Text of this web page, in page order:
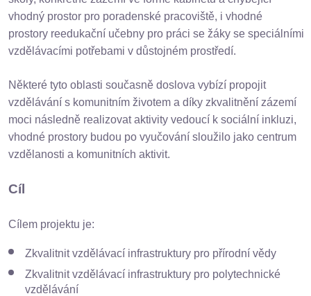
vhodný prostor pro poradenské pracoviště, i vhodné
prostory reedukační učebny pro práci se žáky se speciálními
vzdělávacími potřebami v důstojném prostředí.
Některé tyto oblasti současně doslova vybízí propojit
vzdělávání s komunitním životem a díky zkvalitnění zázemí
moci následně realizovat aktivity vedoucí k sociální inkluzi,
vhodné prostory budou po vyučování sloužilo jako centrum
vzdělanosti a komunitních aktivit.
Cíl
Cílem projektu je:
Zkvalitnit vzdělávací infrastruktury pro přírodní vědy
Zkvalitnit vzdělávací infrastruktury pro polytechnické
vzdělávání